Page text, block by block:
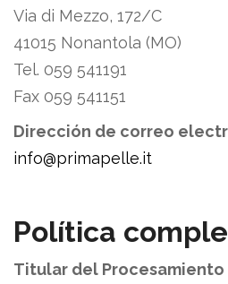
Via di Mezzo, 172/C
41015 Nonantola (MO)
Tel. 059 541191
Fax 059 541151
Dirección de correo
info@primapelle.it
Política
Titular del Procesamiento